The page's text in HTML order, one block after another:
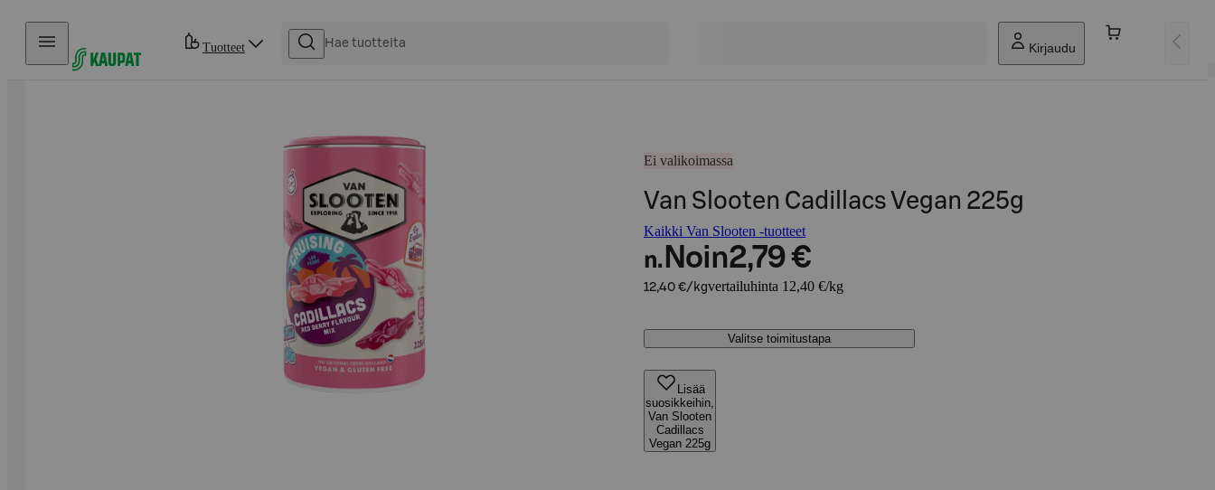
Hyppää sisältöön
Tuotteet Kirjaudu
Ei valikoimassa
Van Slooten Cadillacs Vegan 225g
Kaikki Van Slooten -tuotteet
n. Noin2,79 €
12,40 €/kgvertailuhinta 12,40 €/kg
Valitse toimitustapa
Lisää
suosikkeihin,
Van Slooten
Cadillacs
Vegan 225g